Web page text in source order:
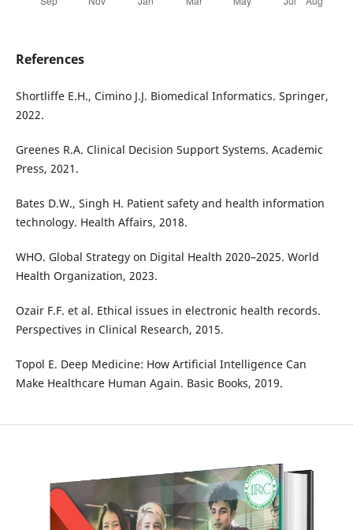
References
Shortliffe E.H., Cimino J.J. Biomedical Informatics. Springer,
2022.
Greenes R.A. Clinical Decision Support Systems. Academic
Press, 2021.
Bates D.W., Singh H. Patient safety and health information
technology. Health Affairs, 2018.
WHO. Global Strategy on Digital Health 2020–2025. World
Health Organization, 2023.
Ozair F.F. et al. Ethical issues in electronic health records.
Perspectives in Clinical Research, 2015.
Topol E. Deep Medicine: How Artificial Intelligence Can
Make Healthcare Human Again. Basic Books, 2019.